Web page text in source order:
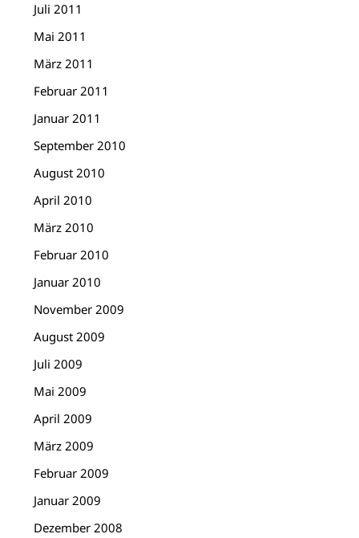
Juli 2011
Mai 2011
März 2011
Februar 2011
Januar 2011
September 2010
August 2010
April 2010
März 2010
Februar 2010
Januar 2010
November 2009
August 2009
Juli 2009
Mai 2009
April 2009
März 2009
Februar 2009
Januar 2009
Dezember 2008